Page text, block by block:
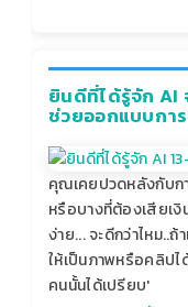
ยินดีที่ได้รู้จัก AI
ช่วยออกแบบกา
คุณเคยปวดหลังกับก
หรือบางที่ต้องเสียเงิ
ง่าย... จะดีกว่าไหม..
ให้เป็นภาพหรือคลิปไ
คนนั้นได้เปรียบ'